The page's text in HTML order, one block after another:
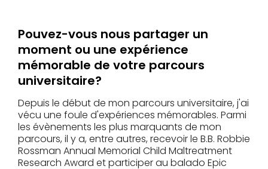
Pouvez-vous nous partager un
moment ou une expérience
mémorable de votre parcours
universitaire?
Depuis le début de mon parcours universitaire, j'ai
vécu une foule d'expériences mémorables. Parmi
les évènements les plus marquants de mon
parcours, il y a, entre autres, recevoir le B.B. Robbie
Rossman Annual Memorial Child Maltreatment
Research Award et participer au balado Epic